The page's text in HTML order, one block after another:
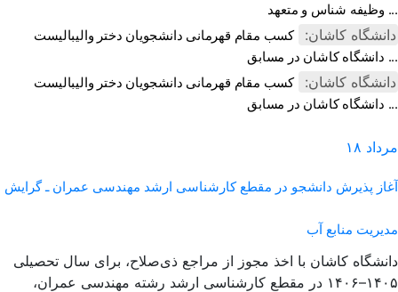
وظیفه شناس و متعهد ...
دانشگاه کاشان:
کسب مقام قهرمانی دانشجویان دختر والیبالیست
دانشگاه کاشان در مسابق ...
دانشگاه کاشان:
کسب مقام قهرمانی دانشجویان دختر والیبالیست
دانشگاه کاشان در مسابق ...
۱۸ مرداد
آغاز پذیرش دانشجو در مقطع کارشناسی ارشد مهندسی عمران ـ گرایش
مدیریت منابع آب
دانشگاه کاشان با اخذ مجوز از مراجع ذی‌صلاح، برای سال تحصیلی
۱۴۰۵–۱۴۰۶ در مقطع کارشناسی ارشد رشته مهندسی عمران،